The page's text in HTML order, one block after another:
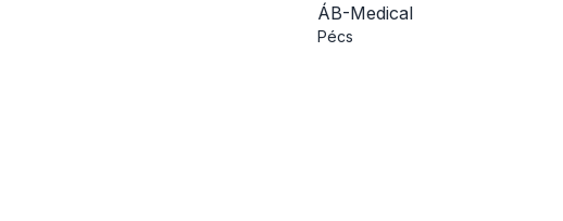
ÁB-Medical
Pécs